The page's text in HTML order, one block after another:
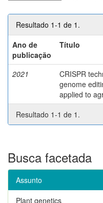
Resultado 1-1 de 1.
Ano de
publicação
Título
2021
CRISPR
genome
applied to
Resultado 1-1 de 1.
Busca facetada
Assunto
Plant genetics